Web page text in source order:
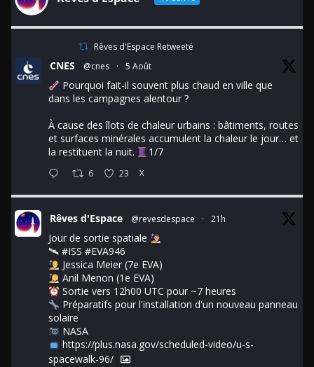
Rêves d'Espace Retweeté
CNES @cnes · 5 Août
Pourquoi fait-il souvent plus chaud en ville que
dans les campagnes alentour ?
À cause des îlots de chaleur urbains : bâtiments, routes
et surfaces minérales accumulent la chaleur le jour… et
la restituent la nuit.
1/7
6 23 X
Rêves d'Espace @revesdespace · 21h
Jour de sortie spatiale
🛰 #ISS #EVA946
Jessica Meier (7e EVA)
Anil Menon (1e EVA)
Sortie vers 12h00 UTC pour ~7 heures
Préparatifs pour l'installation d'un nouveau panneau
solaire
NASA
https://plus.nasa.gov/scheduled-video/u-s-
spacewalk-96/